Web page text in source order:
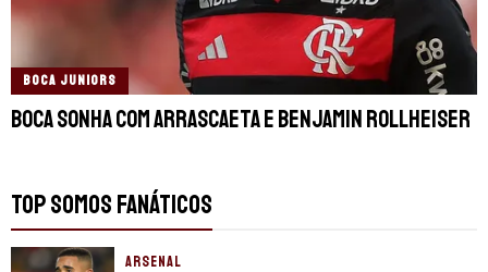
BOCA JUNIORS
Boca sonha com Arrascaeta e Benjamin Rollheiser
TOP SOMOS FANÁTICOS
ARSENAL